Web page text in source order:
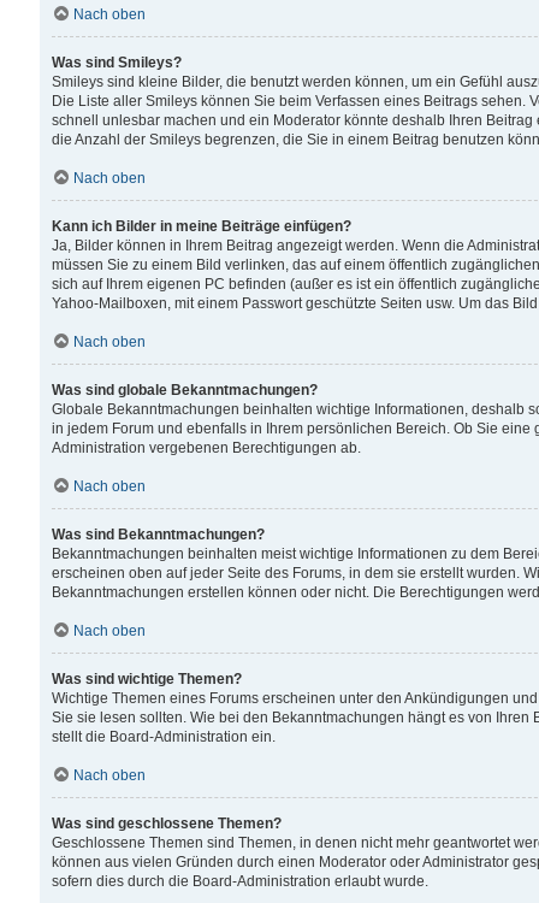
Nach oben
Was sind Smileys?
Smileys sind kleine Bilder, die benutzt werden können, um ein Gefühl
Die Liste aller Smileys können Sie beim Verfassen eines Beitrags
schnell unlesbar machen und ein Moderator könnte deshalb Ihren
die Anzahl der Smileys begrenzen, die Sie in einem Beitrag benutzen
Nach oben
Kann ich Bilder in meine Beiträge einfügen?
Ja, Bilder können in Ihrem Beitrag angezeigt werden. Wenn die
müssen Sie zu einem Bild verlinken, das auf einem öffentlich
sich auf Ihrem eigenen PC befinden (außer es ist ein öffentlich
Yahoo-Mailboxen, mit einem Passwort geschützte Seiten usw. Um das
Nach oben
Was sind globale Bekanntmachungen?
Globale Bekanntmachungen beinhalten wichtige Informationen, deshalb
in jedem Forum und ebenfalls in Ihrem persönlichen Bereich. Ob Sie
Administration vergebenen Berechtigungen ab.
Nach oben
Was sind Bekanntmachungen?
Bekanntmachungen beinhalten meist wichtige Informationen zu dem
erscheinen oben auf jeder Seite des Forums, in dem sie erstellt wurden.
Bekanntmachungen erstellen können oder nicht. Die Berechtigungen
Nach oben
Was sind wichtige Themen?
Wichtige Themen eines Forums erscheinen unter den Ankündigungen
Sie sie lesen sollten. Wie bei den Bekanntmachungen hängt es von
stellt die Board-Administration ein.
Nach oben
Was sind geschlossene Themen?
Geschlossene Themen sind Themen, in denen nicht mehr geantwortet
können aus vielen Gründen durch einen Moderator oder Administrator
sofern dies durch die Board-Administration erlaubt wurde.